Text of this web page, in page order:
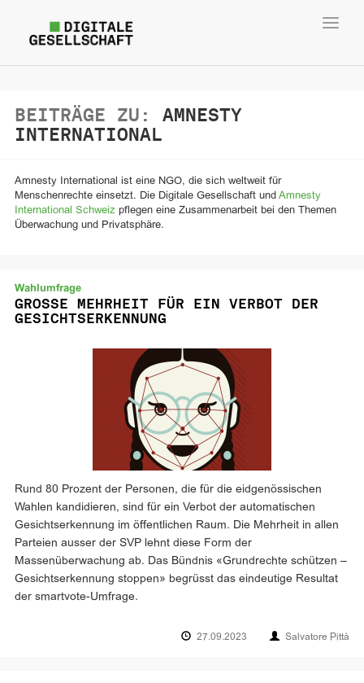
BEITRÄGE ZU:
AMNESTY
INTERNATIONAL
Amnesty International ist eine NGO, die sich weltweit für
Menschenrechte einsetzt. Die Digitale Gesellschaft und Amnesty
International Schweiz pflegen eine Zusammenarbeit bei den Themen
Überwachung und Privatsphäre.
Wahlumfrage
GROSSE MEHRHEIT FÜR EIN VERBOT DER
GESICHTSERKENNUNG
Rund 80 Prozent der Personen, die für die eidgenössischen
Wahlen kandidieren, sind für ein Verbot der automatischen
Gesichtserkennung im öffentlichen Raum. Die Mehrheit in allen
Parteien ausser der SVP lehnt diese Form der
Massenüberwachung ab. Das Bündnis «Grundrechte schützen –
Gesichtserkennung stoppen» begrüsst das eindeutige Resultat
der smartvote-Umfrage.
27.09.2023 Salvatore Pittà